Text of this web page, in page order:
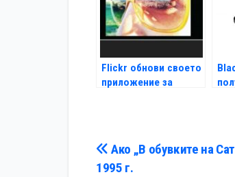
Flickr обнови своето
приложение за
Навигация
Ако „В обувките на
1995 г.